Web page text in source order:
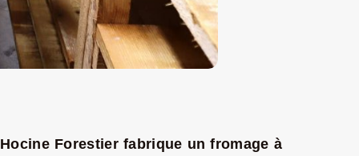
Forestier fabrique un fromage à